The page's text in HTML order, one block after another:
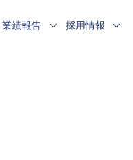
業績報告 採用情報